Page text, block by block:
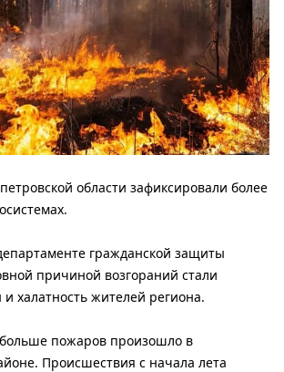
области зафиксировали более
гражданской защиты
причиной возгораний стали
халатность жителей региона.
пожаров произошло в
Происшествия с начала лета